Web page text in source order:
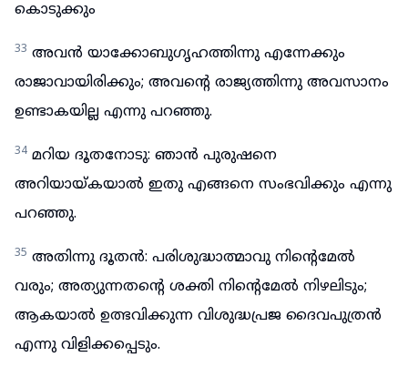
കൊടുക്കും
33 അവൻ യാക്കോബുഗൃഹത്തിന്നു എന്നേക്കും
രാജാവായിരിക്കും; അവന്റെ രാജ്യത്തിന്നു അവസാനം
ഉണ്ടാകയില്ല എന്നു പറഞ്ഞു.
34 മറിയ ദൂതനോടു: ഞാൻ പുരുഷനെ
അറിയായ്കയാൽ ഇതു എങ്ങനെ സംഭവിക്കും എന്നു
പറഞ്ഞു.
35 അതിന്നു ദൂതൻ: പരിശുദ്ധാത്മാവു നിന്റെമേൽ
വരും; അത്യുന്നതന്റെ ശക്തി നിന്റെമേൽ നിഴലിടും;
ആകയാൽ ഉത്ഭവിക്കുന്ന വിശുദ്ധപ്രജ ദൈവപുത്രൻ
എന്നു വിളിക്കപ്പെടും.